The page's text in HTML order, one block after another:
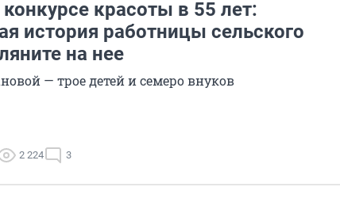
красоты в 55 лет:
история работницы сельского
на нее
— трое детей и семеро внуков
2 224 3